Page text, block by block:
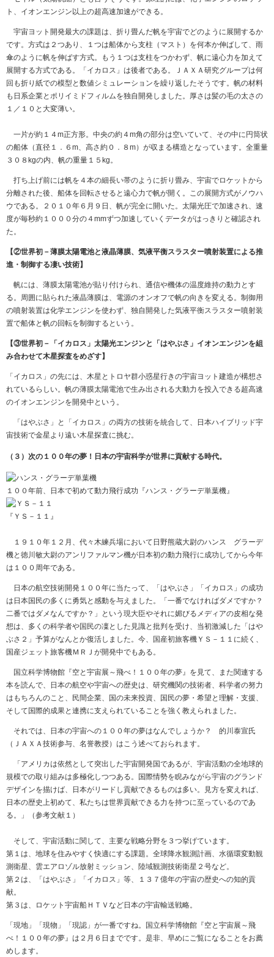
ト、イオンエンジン以上の超高速加速ができる。
宇宙ヨット開発最大の課題は、折り畳んだ帆を宇宙でどのように展開するか
です。方式は２つあり、１つは船体から支柱（マスト）を何本か伸ばして、雨
傘のように帆を伸ばす方式。もう１つは支柱をつかわず、帆に遠心力を加えて
展開する方式である。「イカロス」は後者である。ＪＡＸＡ研究グループは何
回も折り紙での模型と数値シミュレーションを繰り返したそうです。帆の材料
も日系企業とポリイミドフィルムを独自開発しました。厚さは髪の毛の太さの
１／１０と大変薄い。
一片が約１４m正方形。中央の約４m角の部分は空いていて、その中に円筒状
の船体（直径１．６m、高さ約０．８m）が収まる構造となっています。全重量
３０８kgの内、帆の重量１５kg。
打ち上げ前には帆を４本の細長い帯のように折り畳み、宇宙でロケットから
分離された後、船体を回転させると遠心力で帆が開く。この展開方式がノウハ
ウである。２０１０年６月９日、帆が完全に開いた。太陽光圧で加速され、速
度が毎秒約１０００分の４mmずつ加速していくデータがはっきりと確認され
た。
【②世界初－薄膜太陽電池と液晶薄膜、気液平衡スラスター噴射装置による推
進・制御する凄い技術】
帆には、薄膜太陽電池が貼り付けられ、通信や機体の温度維持の動力とす
る。周囲に貼られた液晶薄膜は、電源のオンオフで帆の向きを変える。制御用
の噴射装置は化学エンジンを使わず、独自開発した気液平衡スラスター噴射装
置で船体と帆の回転を制御するという。
【③世界初－「イカロス」太陽光エンジンと「はやぶさ」イオンエンジンを組
み合わせて木星探査をめざす】
「イカロス」の先には、木星とトロヤ群小惑星行きの宇宙ヨット建造が構想さ
れているらしい。帆の薄膜太陽電池で生み出される大動力を投入できる超高速
のイオンエンジンを開発中という。
「はやぶさ」と「イカロス」の両方の技術を統合して、日本ハイブリッド宇
宙技術で金星より遠い木星探査に挑む。
（３）次の１００年の夢！日本の宇宙科学が世界に貢献する時代。
１００年前、日本で初めて動力飛行成功『ハンス・グラーデ単葉機』
『ＹＳ－１１』
１９１０年１２月、代々木練兵場において日野熊蔵大尉のハンス グラーデ
機と徳川敏大尉のアンリファルマン機が日本初の動力飛行に成功してから今年
は１００周年である。
日本の航空技術開発１００年に当たって、「はやぶさ」「イカロス」の成功
は日本国民の多くに勇気と感動を与えました。「一番でなければダメですか？
二番ではダメなんですか？」という現大臣やそれに媚びるメディアの皮相な発
想は、多くの科学者や国民の凜とした見識と批判を受け、当初激減した「はや
ぶさ２」予算がなんとか復活しました。今、国産初旅客機ＹＳ－１１に続く、
国産ジェット旅客機ＭＲＪが開発中でもある。
国立科学博物館『空と宇宙展～飛べ！１００年の夢』を見て、また関連する
本を読んで、日本の航空や宇宙への歴史は、研究機関の技術者、科学者の努力
はもちろんのこと、民間企業、国の未来投資、国民の夢・希望と理解・支援、
そして国際的成果と連携に支えられていることを強く教えられました。
それでは、日本の宇宙への１００年の夢はなんでしょうか？ 的川泰宣氏
（ＪＡＸＡ技術参与、名誉教授）はこう述べておられます。
「アメリカは依然として突出した宇宙開発国であるが、宇宙活動の全地球的
規模での取り組みは多極化しつつある。国際情勢を睨みながら宇宙のグランド
デザインを描けば、日本がリードし貢献できるものは多い。見方を変えれば、
日本の歴史上初めて、私たちは世界貢献できる力を持つに至っているのであ
る。」（参考文献１）
そして、宇宙活動に関して、主要な戦略分野を３つ挙げています。
第１は、地球を住みやすく快適にする課題。全球降水観測計画、水循環変動観
測衛星、雲エアロゾル放射ミッション、陸域観測技術衛星２号など。
第２は、「はやぶさ」「イカロス」等、１３７億年の宇宙の歴史への知的貢
献。
第３は、ロケット宇宙船ＨＴＶなど日本の宇宙輸送戦略。
「現地」「現物」「現認」が一番ですね。国立科学博物館『空と宇宙展～飛
べ！１００年の夢』は２月６日までです。是非、早めにご覧になることをお薦
めします。